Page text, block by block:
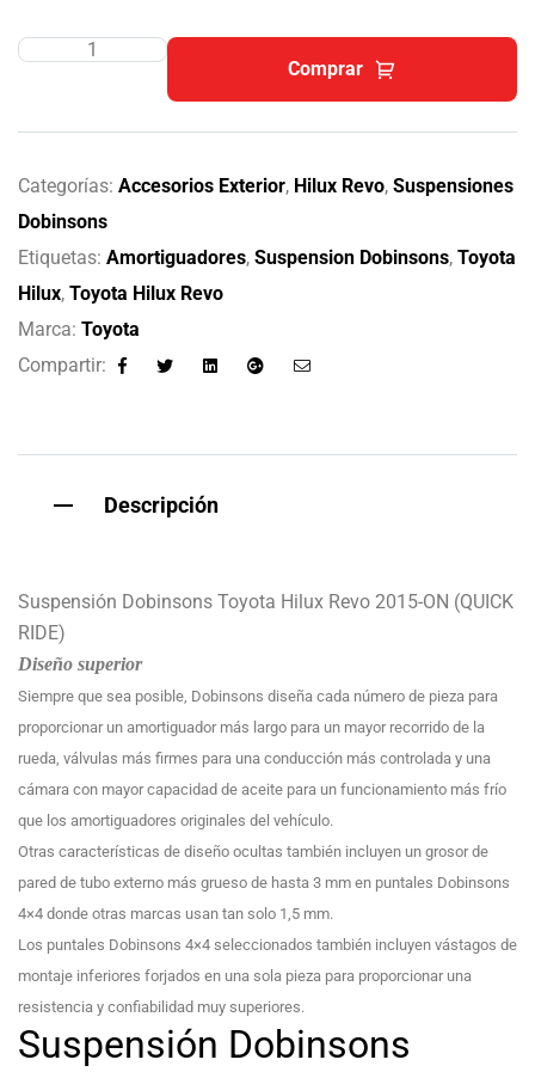
Comprar
Categorías: Accesorios Exterior, Hilux Revo, Suspensiones
Dobinsons
Etiquetas: Amortiguadores, Suspension Dobinsons, Toyota
Hilux, Toyota Hilux Revo
Marca: Toyota
Compartir:
Descripción
Suspensión Dobinsons Toyota Hilux Revo 2015-ON (QUICK
RIDE)
Diseño superior
Siempre que sea posible, Dobinsons diseña cada número de pieza para
proporcionar un amortiguador más largo para un mayor recorrido de la
rueda, válvulas más firmes para una conducción más controlada y una
cámara con mayor capacidad de aceite para un funcionamiento más frío
que los amortiguadores originales del vehículo.
Otras características de diseño ocultas también incluyen un grosor de
pared de tubo externo más grueso de hasta 3 mm en puntales Dobinsons
4×4 donde otras marcas usan tan solo 1,5 mm.
Los puntales Dobinsons 4×4 seleccionados también incluyen vástagos de
montaje inferiores forjados en una sola pieza para proporcionar una
resistencia y confiabilidad muy superiores.
Suspensión Dobinsons